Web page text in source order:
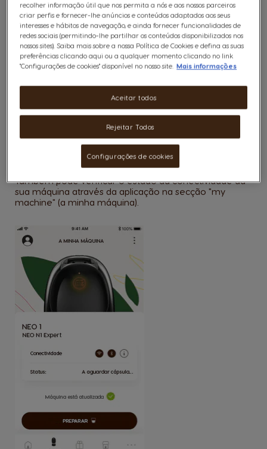
Esta é a melhor forma de a máquina permanecer
independente do seu telemóvel.
Também pode verificar o estado da conectividade da
sua máquina através da aplicação na secção "my
machine" (a minha máquina).
recolher informação útil que nos permita a nós e aos nossos parceiros
criar perfis e fornecer-lhe anúncios e conteúdos adaptados aos seus
interesses e hábitos de navegação, e ainda fornecer funcionalidades de
redes sociais (permitindo-lhe partilhar os conteúdos disponibilizados nos
nossos sites). Saiba mais sobre a nossa Política de Cookies e defina as suas
preferências clicando aqui ou a qualquer momento clicando no link
"Configurações de cookies" disponível no nosso site. Mais informações
Rejeitar Todos
Aceitar todos
Configurações de cookies